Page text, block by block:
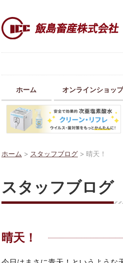
ホーム オンラインショップ
ホーム > スタッフブログ > 晴天！
スタッフブログ
晴天！